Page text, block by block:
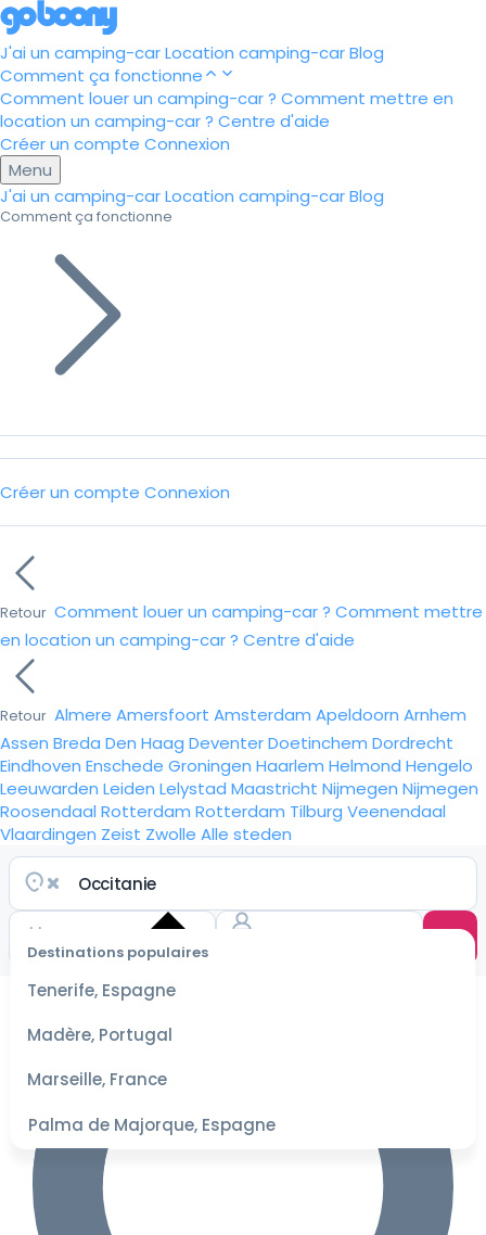
J'ai un camping-carLocation camping-carBlog
Comment ça fonctionne
Comment louer un camping-car ? Comment mettre en
location un camping-car ? Centre d'aide
Créer un compte Connexion
Menu
J'ai un camping-carLocation camping-carBlog
Comment ça fonctionne
Créer un compte Connexion
Retour Comment louer un camping-car ? Comment mettre
en location un camping-car ? Centre d'aide
Retour Almere Amersfoort Amsterdam Apeldoorn Arnhem
Assen Breda Den Haag DeventerDoetinchem Dordrecht
Eindhoven Enschede Groningen Haarlem Helmond Hengelo
Leeuwarden Leiden Lelystad Maastricht Nijmegen Nijmegen
Roosendaal Rotterdam Rotterdam Tilburg Veenendaal
Vlaardingen Zeist Zwolle Alle steden
Destinations populaires
Tenerife, Espagne
Madère, Portugal
Marseille, France
Palma de Majorque, Espagne
Choisir
les
pour les
tarifs